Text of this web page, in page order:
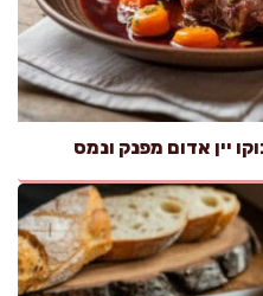
יין אדום מפנק ונמס